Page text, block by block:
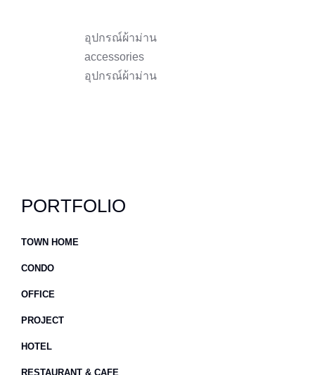
อุปกรณ์ผ้าม่าน
accessories
อุปกรณ์ผ้าม่าน
PORTFOLIO
TOWN HOME
CONDO
OFFICE
PROJECT
HOTEL
RESTAURANT & CAFE